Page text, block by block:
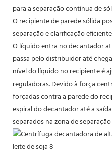
para a separação contínua de
O recipiente de parede sólida
separação e clarificação
O líquido entra no decantador
passa pelo distribuidor até
nível do líquido no recipiente é
reguladoras. Devido à força
forçadas contra a parede do
espiral do decantador até a
separados na zona de